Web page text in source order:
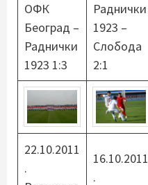
ОФК
Београд –
Раднички
1923 1:3
Раднички
1923 –
Слобода
2:1
22.10.2011
.
16.10.2011
.